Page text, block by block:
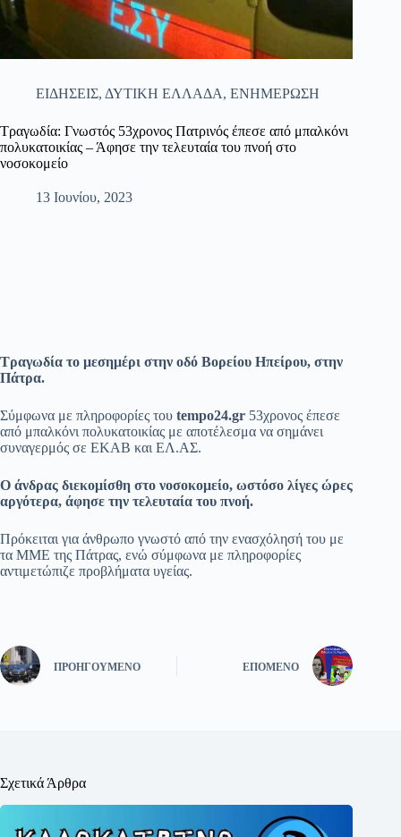
ΕΙΔΗΣΕΙΣ, ΔΥΤΙΚΗ ΕΛΛΑΔΑ, ΕΝΗΜΕΡΩΣΗ
Τραγωδία: Γνωστός 53χρονος Πατρινός έπεσε από μπαλκόνι
πολυκατοικίας – Άφησε την τελευταία του πνοή στο
νοσοκομείο
13 Ιουνίου, 2023
Τραγωδία το μεσημέρι στην οδό Βορείου Ηπείρου, στην
Πάτρα.
Σύμφωνα με πληροφορίες του tempo24.gr 53χρονος έπεσε
από μπαλκόνι πολυκατοικίας με αποτέλεσμα να σημάνει
συναγερμός σε ΕΚΑΒ και ΕΛ.ΑΣ.
Ο άνδρας διεκομίσθη στο νοσοκομείο, ωστόσο λίγες ώρες
αργότερα, άφησε την τελευταία του πνοή.
Πρόκειται για άνθρωπο γνωστό από την ενασχόλησή του με
τα ΜΜΕ της Πάτρας, ενώ σύμφωνα με πληροφορίες
αντιμετώπιζε προβλήματα υγείας.
ΠΡΟΗΓΟΎΜΕΝΟ ΕΠΌΜΕΝΟ
Σχετικά Άρθρα